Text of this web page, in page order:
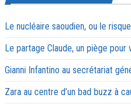
Le nucléaire saoudien, ou le
Le partage Claude, un piège pour
Gianni Infantino au secrétariat
Zara au centre d’un bad buzz à